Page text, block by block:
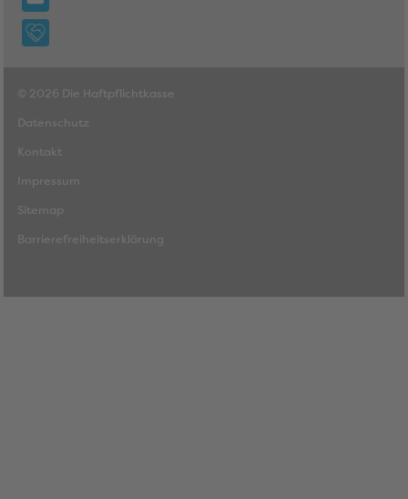
© 2026 Die Haftpflichtkasse
Datenschutz
Kontakt
Impressum
Sitemap
Barrierefreiheitserklärung